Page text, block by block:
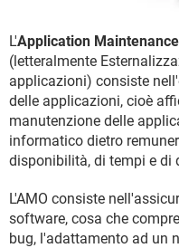
HARDWARE
L'Application Maintenance
(letteralmente
applicazioni) consiste
delle applicazioni, cioè
manutenzione delle
informatico dietro
disponibilità, di tempi e di
L'AMO consiste
software, cosa che
bug, l'adattamento ad un